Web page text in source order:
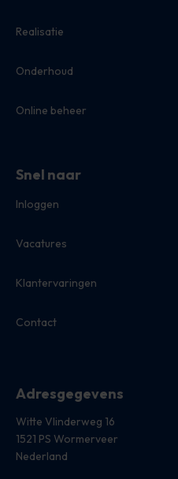
Realisatie
Onderhoud
Online beheer
Snel naar
Inloggen
Vacatures
Klantervaringen
Contact
Adresgegevens
Witte Vlinderweg 16
1521 PS Wormerveer
Nederland